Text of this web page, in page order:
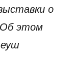
о
Об этом